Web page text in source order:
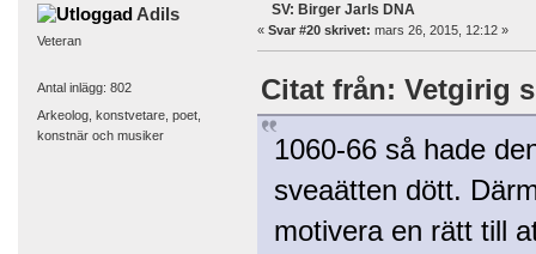
Adils
Veteran
Antal inlägg: 802
Arkeolog, konstvetare, poet,
konstnär och musiker
SV: Birger Jarls DNA
« Svar #20 skrivet: mars 26, 2015, 12:12 »
Citat från: Vetgirig
1060-66 så hade
sveaätten dött.
motivera en rätt till